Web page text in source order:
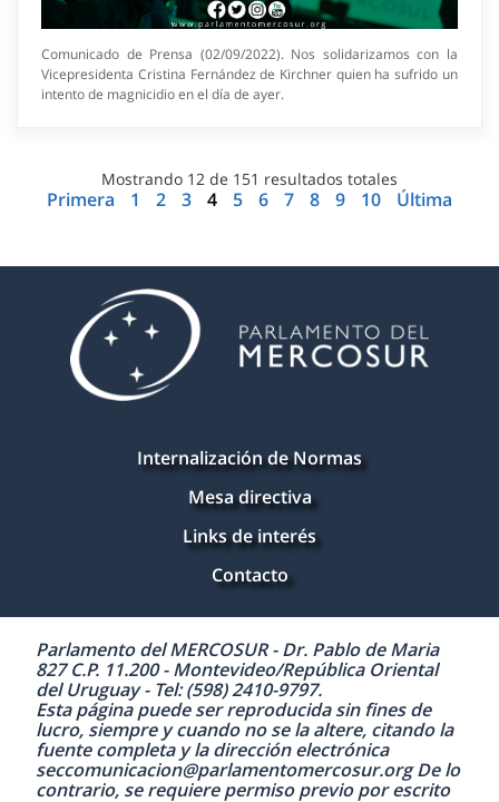
Comunicado de Prensa (02/09/2022). Nos solidarizamos con la
Vicepresidenta Cristina Fernández de Kirchner quien ha sufrido un
intento de magnicidio en el día de ayer.
Mostrando 12 de 151 resultados totales
Primera 1 2 3 4 5 6 7 8 9 10 Última
Internalización de Normas
Mesa directiva
Links de interés
Contacto
Parlamento del MERCOSUR - Dr. Pablo de Maria
827 C.P. 11.200 - Montevideo/República Oriental
del Uruguay - Tel: (598) 2410-9797.
Esta página puede ser reproducida sin fines de
lucro, siempre y cuando no se la altere, citando la
fuente completa y la dirección electrónica
seccomunicacion@parlamentomercosur.org De lo
contrario, se requiere permiso previo por escrito